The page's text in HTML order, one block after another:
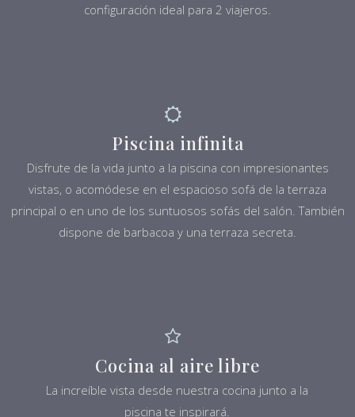
configuración ideal para 2 viajeros.
Piscina infinita
Disfrute de la vida junto a la piscina con impresionantes
vistas, o acomódese en el espacioso sofá de la terraza
principal o en uno de los suntuosos sofás del salón. También
dispone de barbacoa y una terraza secreta.
Cocina al aire libre
La increíble vista desde nuestra cocina junto a la
piscina te inspirará.